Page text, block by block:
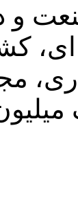
و
ای،